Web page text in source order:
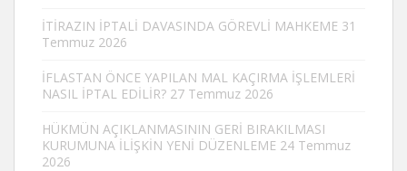
İTİRAZIN İPTALİ DAVASINDA GÖREVLİ MAHKEME 31
Temmuz 2026
İFLASTAN ÖNCE YAPILAN MAL KAÇIRMA İŞLEMLERİ
NASIL İPTAL EDİLİR? 27 Temmuz 2026
HÜKMÜN AÇIKLANMASININ GERİ BIRAKILMASI
KURUMUNA İLİŞKİN YENİ DÜZENLEME 24 Temmuz
2026